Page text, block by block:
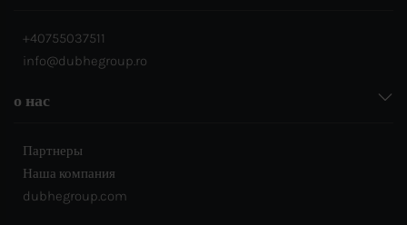
+40755037511
info@dubhegroup.ro
о нас
Партнеры
Наша компания
dubhegroup.com